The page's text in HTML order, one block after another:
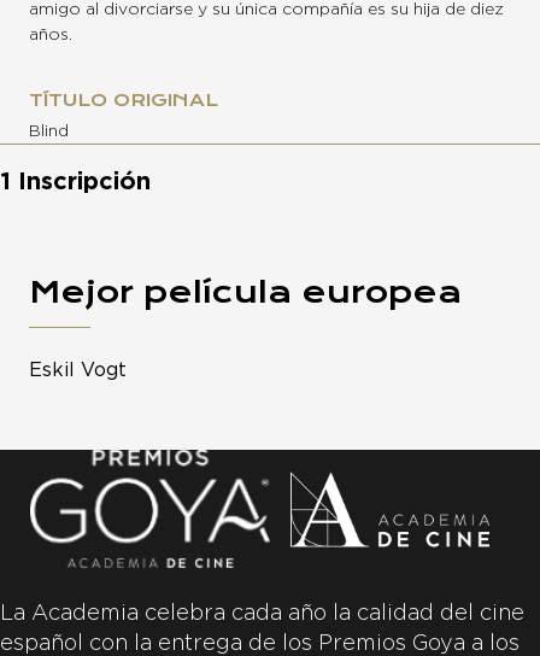
amigo al divorciarse y su única compañía es su hija de diez
años.
TÍTULO ORIGINAL
Blind
1 Inscripción
Mejor película europea
Eskil Vogt
La Academia celebra cada año la calidad del cine
español con la entrega de los Premios Goya a los